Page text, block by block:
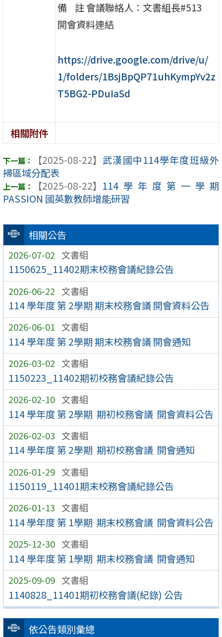
相關公告
2026-07-02 文書組
1150625_11402期末校務會議紀錄公告
2026-06-22 文書組
114 學年度 第 2學期 期末校務會議 開會資料公告
2026-06-01 文書組
114 學年度 第 2學期 期末校務會議 開會通知
2026-03-02 文書組
1150223_11402期初校務會議紀錄公告
2026-02-10 文書組
114 學年度 第 2學期 期初校務會議 開會資料公告
2026-02-03 文書組
114 學年度 第 2學期 期初校務會議 開會通知
2026-01-29 文書組
1150119_11401期末校務會議紀錄公告
2026-01-13 文書組
114 學年度 第 1學期 期末校務會議 開會資料公告
2025-12-30 文書組
114 學年度 第 1學期 期末校務會議 開會通知
2025-09-09 文書組
1140828_11401期初校務會議(紀錄) 公告
依公告類別彙總
備 註 會議聯絡人：文書組長#513
開會資料連結
https://drive.google.com/drive/u/
1/folders/1BsjBpQP71uhKympYv2z
T5BG2-PDuIaSd
相關附件
【2025-08-22】 武漢國中114學年度班級外
掃區域分配表
【2025-08-22】 114學年度第一學期
PASSION 國英數教師增能研習